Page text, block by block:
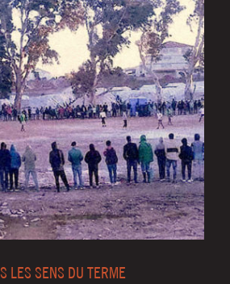
LES SENS DU TERME